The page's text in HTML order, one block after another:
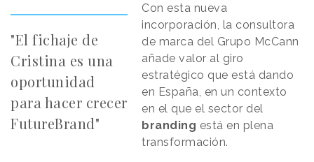
"El fichaje de
Cristina es una
oportunidad
para hacer crecer
FutureBrand"
Con esta nueva
incorporación, la consultora
de marca del Grupo McCann
añade valor al giro
estratégico que está dando
en España, en un contexto
en el que el sector del
branding está en plena
transformación.